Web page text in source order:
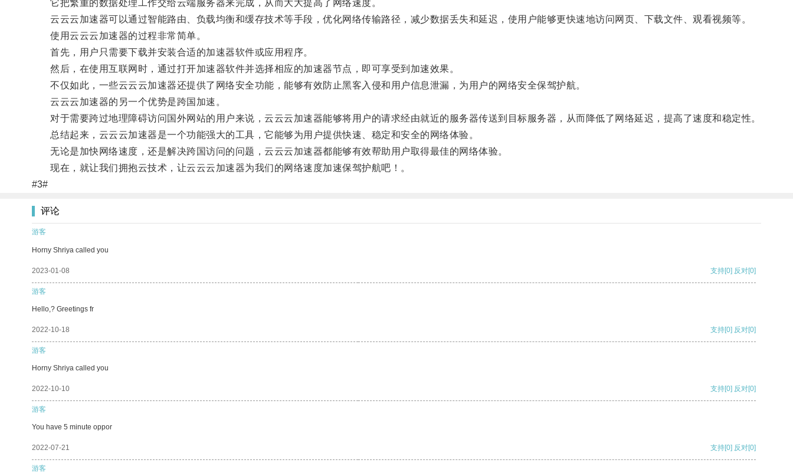
它把繁重的数据处理工作交给云端服务器来完成，从而大大提高了网络速度。
云云云加速器可以通过智能路由、负载均衡和缓存技术等手段，优化网络传输路径，减少数据丢失和延迟，使用户能够更快速地访问网页、下载文件、观看视频等。
使用云云云加速器的过程非常简单。
首先，用户只需要下载并安装合适的加速器软件或应用程序。
然后，在使用互联网时，通过打开加速器软件并选择相应的加速器节点，即可享受到加速效果。
不仅如此，一些云云云加速器还提供了网络安全功能，能够有效防止黑客入侵和用户信息泄漏，为用户的网络安全保驾护航。
云云云加速器的另一个优势是跨国加速。
对于需要跨过地理障碍访问国外网站的用户来说，云云云加速器能够将用户的请求经由就近的服务器传送到目标服务器，从而降低了网络延迟，提高了速度和稳定性。
总结起来，云云云加速器是一个功能强大的工具，它能够为用户提供快速、稳定和安全的网络体验。
无论是加快网络速度，还是解决跨国访问的问题，云云云加速器都能够有效帮助用户取得最佳的网络体验。
现在，就让我们拥抱云技术，让云云云加速器为我们的网络速度加速保驾护航吧！。
#3#
评论
游客
Horny Shriya called you
2023-01-08 支持[0] 反对[0]
游客
Hello,? Greetings fr
2022-10-18 支持[0] 反对[0]
游客
Horny Shriya called you
2022-10-10 支持[0] 反对[0]
游客
You have 5 minute oppor
2022-07-21 支持[0] 反对[0]
游客